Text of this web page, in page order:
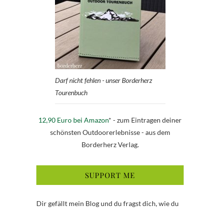
Darf nicht fehlen - unser Borderherz
Tourenbuch
12,90 Euro bei Amazon* - zum Eintragen deiner
schönsten Outdoorerlebnisse - aus dem
Borderherz Verlag.
SUPPORT ME
Dir gefällt mein Blog und du fragst dich, wie du